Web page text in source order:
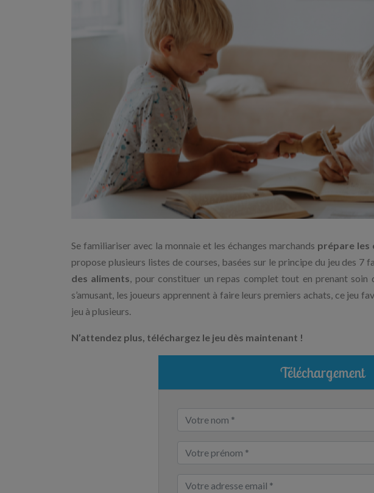
Se familiariser avec la monnaie et les échanges marchands prépare les
propose plusieurs listes de courses, basées sur le principe du jeu des 7
des aliments, pour constituer un repas complet tout en prenant
s’amusant, les joueurs apprennent à faire leurs premiers achats, ce jeu
jeu à plusieurs.
N’attendez plus, téléchargez le jeu dès maintenant !
Téléchargement